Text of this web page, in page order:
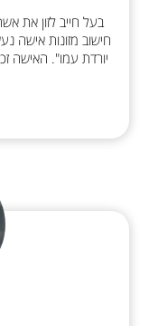
בעל חייב לזון את
חישוב מזונות
יורדת עמו". האישה